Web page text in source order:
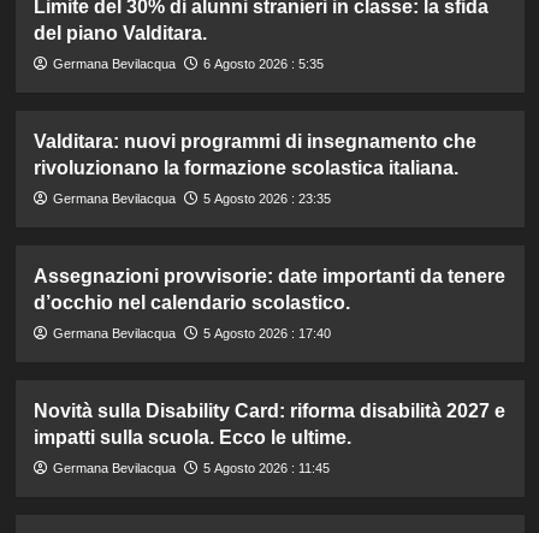
Limite del 30% di alunni stranieri in classe: la sfida
del piano Valditara.
Germana Bevilacqua 6 Agosto 2026 : 5:35
Valditara: nuovi programmi di insegnamento che
rivoluzionano la formazione scolastica italiana.
Germana Bevilacqua 5 Agosto 2026 : 23:35
Assegnazioni provvisorie: date importanti da tenere
d’occhio nel calendario scolastico.
Germana Bevilacqua 5 Agosto 2026 : 17:40
Novità sulla Disability Card: riforma disabilità 2027 e
impatti sulla scuola. Ecco le ultime.
Germana Bevilacqua 5 Agosto 2026 : 11:45